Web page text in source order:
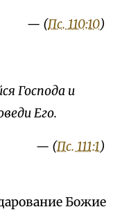
— (Пс. 110:10)
Господа и
Его.
— (Пс. 111:1)
Божие